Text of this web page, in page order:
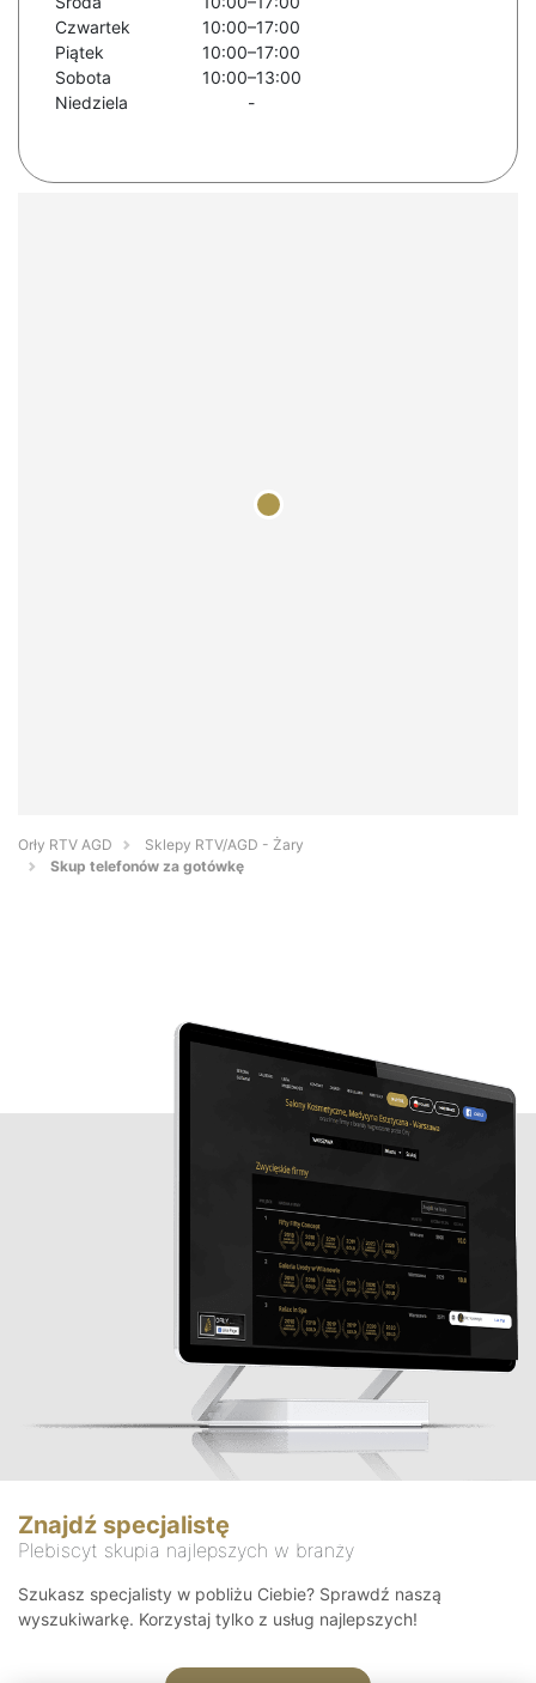
Czwartek
10:00–17:00
Piątek
10:00–17:00
Sobota
10:00–13:00
Niedziela
-
Orły RTV AGD
Sklepy RTV/AGD - Żary
Skup telefonów za gotówkę
Znajdź specjalistę
Plebiscyt skupia najlepszych w branży
Szukasz specjalisty w pobliżu Ciebie? Sprawdź naszą
wyszukiwarkę. Korzystaj tylko z usług najlepszych!